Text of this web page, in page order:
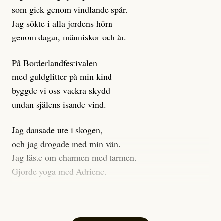
Journalistiken är låst. En klatschig men korrekt rubrik
gör förhoppningsvis att en nyfiken beställer
prenumeration, men den avslutas sekunder senare om
dessa granskningar på olika källor, alltifrån domar till
en mängd intervjupersoner, inklusive generös
möjlighet att bemöta för såväl personen vars motiv att
engagera sig i Palestinarörelsen ifrågasätts som de
grupper där Säpo-resursen samlade in uppgifter.
Researchen är grundlig.
Möjligen är det egentligen inte journalistikens metod
som stör?
artiklarna ”inte är bra för” och ”skapar betydligt mer
som gick genom vindlande spår.
Jag sökte i alla jordens hörn
genom dagar, människor och år.
På Borderlandfestivalen
med guldglitter på min kind
byggde vi oss vackra skydd
undan själens isande vind.
Jag dansade ute i skogen,
och jag drogade med min vän.
Jag läste om charmen med tarmen.
Gjorde yoga med Adriene.